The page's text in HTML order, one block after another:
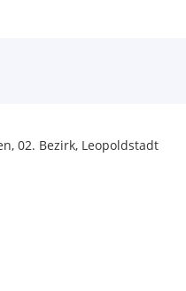
02. Bezirk, Leopoldstadt